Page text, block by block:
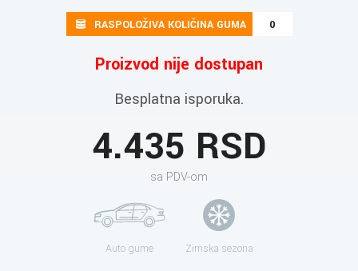
RASPOLOŽIVA KOLIČINA GUMA 0
Proizvod nije dostupan
Besplatna isporuka.
4.435 RSD
sa PDV-om
Auto gume Zimska sezona